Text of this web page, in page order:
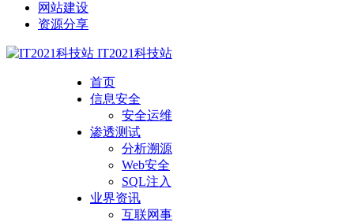
网站建设
资源分享
IT2021科技站
首页
信息安全
安全运维
渗透测试
分析溯源
Web安全
SQL注入
业界资讯
互联网事